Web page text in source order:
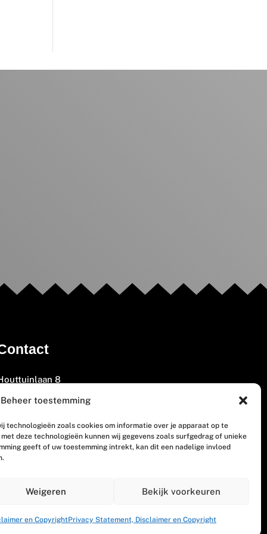
Beheer toestemming
technologieën zoals cookies om informatie over je apparaat op te
deze technologieën kunnen wij gegevens zoals surfgedrag of unieke
geeft of uw toestemming intrekt, kan dit een nadelige invloed
Weigeren Bekijk voorkeuren
en CopyrightPrivacy Statement, Disclaimer en Copyright
8
GM Woerden
405 200
disclaimer en copyright